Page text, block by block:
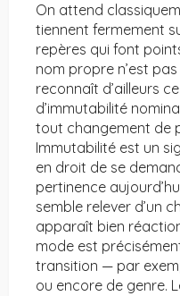
On attend
tiennent fermement
repères qui font
nom propre n’est
reconnaît d’ailleurs
d’immutabilité
tout changement de
Immutabilité est un
en droit de se
pertinence
semble relever d’un
apparaît bien
mode est
transition — par
ou encore de genre.